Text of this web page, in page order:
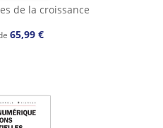
de la croissance
65,99 €